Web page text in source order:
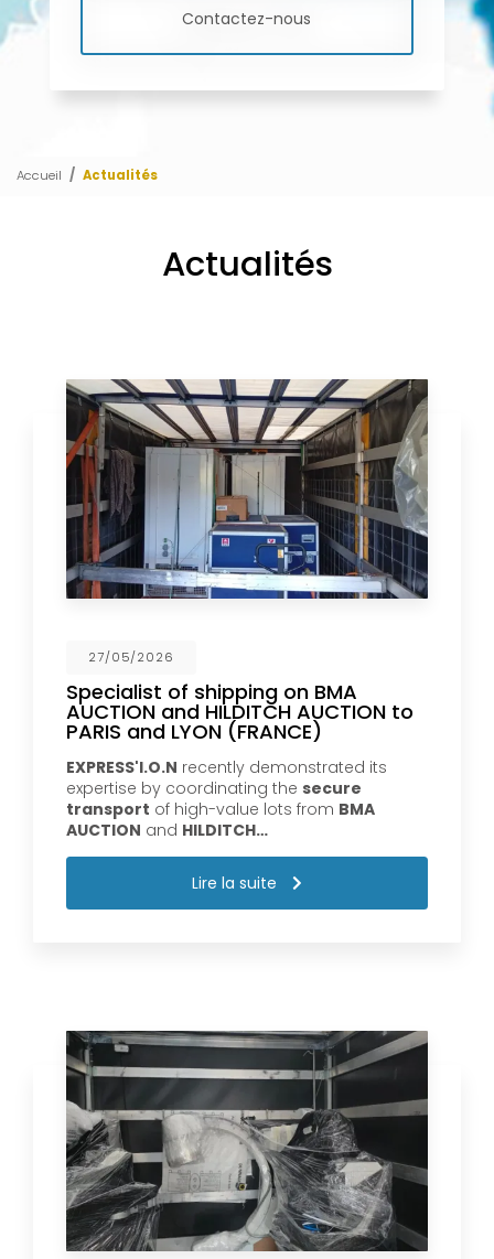
Contactez-nous
Accueil Actualités
Actualités
27/05/2026
Specialist of shipping on BMA
AUCTION and HILDITCH AUCTION to
PARIS and LYON (FRANCE)
EXPRESS'I.O.N recently demonstrated its
expertise by coordinating the secure
transport of high-value lots from BMA
AUCTION and HILDITCH…
Lire la suite